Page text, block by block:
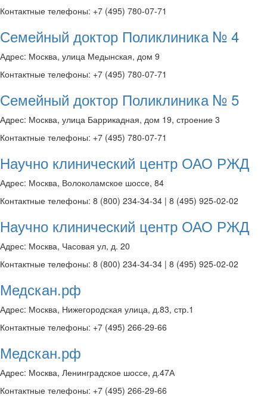
Контактные телефоны: +7 (495) 780-07-71
Семейный доктор Поликлиника № 4
Адрес: Москва, улица Медынская, дом 9
Контактные телефоны: +7 (495) 780-07-71
Семейный доктор Поликлиника № 5
Адрес: Москва, улица Баррикадная, дом 19, строение 3
Контактные телефоны: +7 (495) 780-07-71
Научно клинический центр ОАО РЖД
Адрес: Москва, Волоколамское шоссе, 84
Контактные телефоны: 8 (800) 234-34-34 | 8 (495) 925-02-02
Научно клинический центр ОАО РЖД
Адрес: Москва, Часовая ул, д. 20
Контактные телефоны: 8 (800) 234-34-34 | 8 (495) 925-02-02
Медскан.рф
Адрес: Москва, Нижегородская улица, д.83, стр.1
Контактные телефоны: +7 (495) 266-29-66
Медскан.рф
Адрес: Москва, Ленинградское шоссе, д.47А
Контактные телефоны: +7 (495) 266-29-66